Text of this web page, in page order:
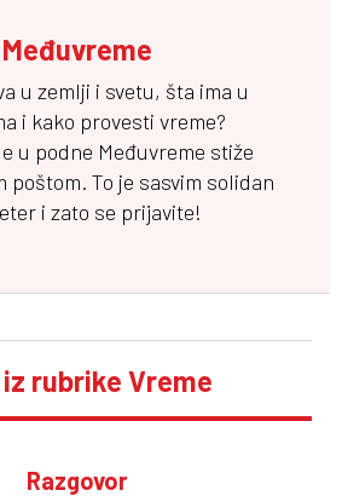
Međuvreme
u zemlji i svetu, šta ima u
i kako provesti vreme?
u podne Međuvreme stiže
poštom. To je sasvim solidan
i zato se prijavite!
rubrike Vreme
Razgovor